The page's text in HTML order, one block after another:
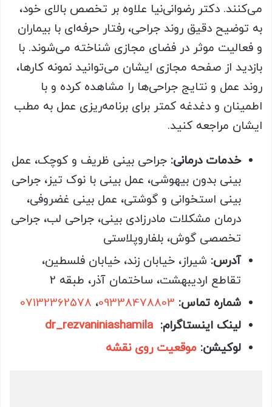
می‌کنند. دکتر رضوانی‌نیا علاوه بر تخصص بالای خود،
به توضیح دقیق روند جراحی، رفتار حرفه‌ای با بیماران
و فعالیت موثر در فضای مجازی شناخته می‌شوند. با
بازدید از صفحه مجازی ایشان می‌توانید نمونه کارها،
روند عمل و نتایج جراحی‌ها را مشاهده کرده و با
اطمینان و دغدغه کمتر برای برنامه‌ریزی عمل به مطب
ایشان مراجعه کنید.
خدمات درمانی: جراحی بینی ظریف و کوچک، عمل
بینی بدون بیهوشی، عمل بینی با نوک تیز، جراحی
بینی استخوانی و گوشتی، عمل بینی غضروفی،
درمان مشکلات مادرزادی بینی، جراحی لب، جراحی
تخصصی گوش، بلفاروپلاستی
آدرس: شیراز، خیابان زند، خیابان فلسطین،
تقاطع اردیبهشت، ساختمان آذر، طبقه 2
شماره تماس: 09338478803،
لینک اینستاگرام: dr_rezvaniniashamila
لوکیشن: موقعیت روی نقشه